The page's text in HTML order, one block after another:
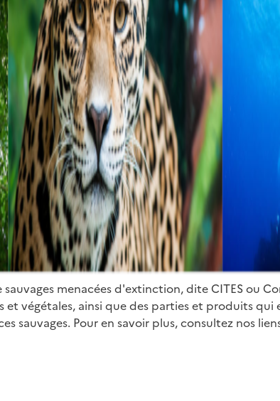
menacées d'extinction, dite CITES ou
végétales, ainsi que des parties et produits qui
Pour en savoir plus, consultez nos